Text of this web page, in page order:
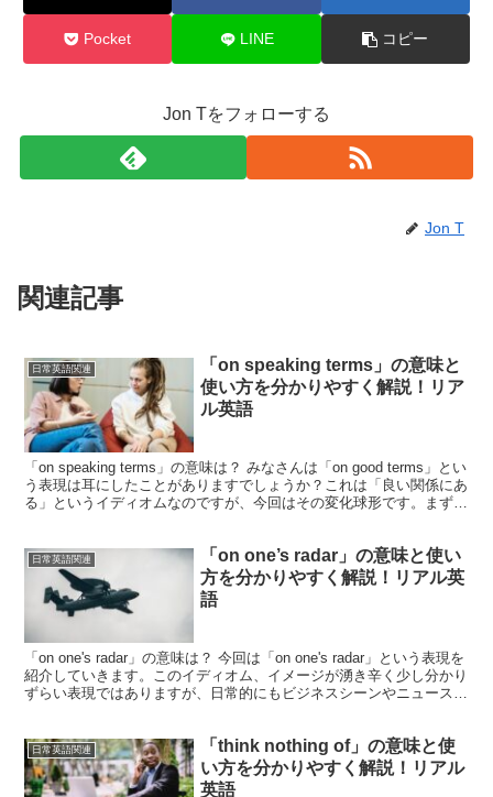
Pocket LINE コピー
Jon Tをフォローする
Jon T
関連記事
日常英語関連
「on speaking terms」の意味と
使い方を分かりやすく解説！リア
ル英語
「on speaking terms」の意味は？ みなさんは「on good terms」とい
う表現は耳にしたことがありますでしょうか？これは「良い関係にあ
る」というイディオムなのですが、今回はその変化球形です。まず、
日常英語関連
「on one’s radar」の意味と使い
方を分かりやすく解説！リアル英
語
「on one's radar」の意味は？ 今回は「on one's radar」という表現を
紹介していきます。このイディオム、イメージが湧き辛く少し分かり
ずらい表現ではありますが、日常的にもビジネスシーンやニュースで
日常英語関連
「think nothing of」の意味と使
い方を分かりやすく解説！リアル
英語